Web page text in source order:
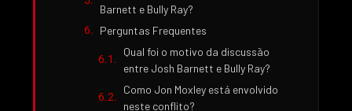
Barnett e Bully Ray?
Perguntas Frequentes
Qual foi o motivo da discussão
entre Josh Barnett e Bully Ray?
Como Jon Moxley está envolvido
neste conflito?